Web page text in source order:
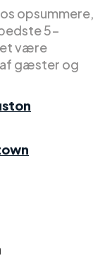
opsummere,
5-
være
af gæster og